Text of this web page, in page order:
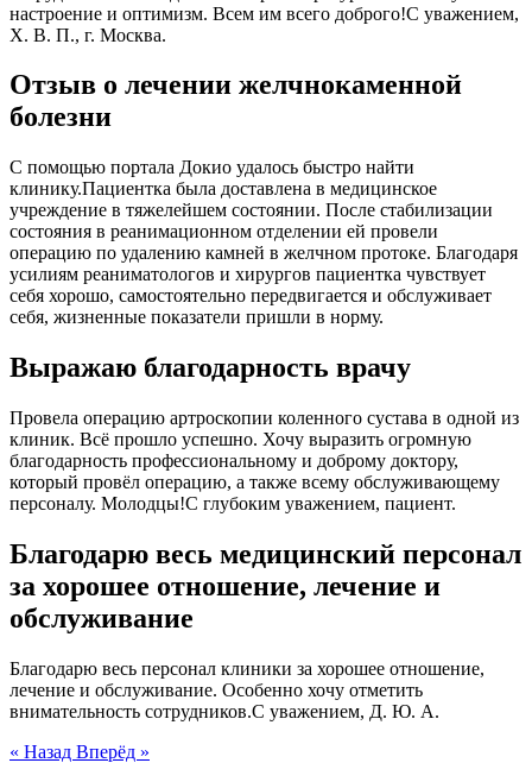
настроение и оптимизм. Всем им всего доброго!С уважением,
Х. В. П., г. Москва.
Отзыв о лечении желчнокаменной
болезни
С помощью портала Докио удалось быстро найти
клинику.Пациентка была доставлена в медицинское
учреждение в тяжелейшем состоянии. После стабилизации
состояния в реанимационном отделении ей провели
операцию по удалению камней в желчном протоке. Благодаря
усилиям реаниматологов и хирургов пациентка чувствует
себя хорошо, самостоятельно передвигается и обслуживает
себя, жизненные показатели пришли в норму.
Выражаю благодарность врачу
Провела операцию артроскопии коленного сустава в одной из
клиник. Всё прошло успешно. Хочу выразить огромную
благодарность профессиональному и доброму доктору,
который провёл операцию, а также всему обслуживающему
персоналу. Молодцы!С глубоким уважением, пациент.
Благодарю весь медицинский персонал
за хорошее отношение, лечение и
обслуживание
Благодарю весь персонал клиники за хорошее отношение,
лечение и обслуживание. Особенно хочу отметить
внимательность сотрудников.С уважением, Д. Ю. А.
« Назад Вперёд »